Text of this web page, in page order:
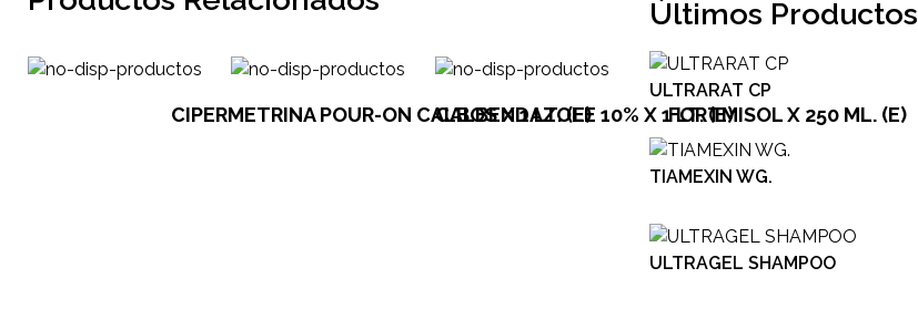
CIPERMETRINA POUR-ON CALBOS X 1 LT. (E)
CALBENDAZOLE 10% X 1 LT. (E)FORTMISOL X 250 ML. (E)
Últimos Productos
ULTRARAT CP
TIAMEXIN WG.
ULTRAGEL SHAMPOO